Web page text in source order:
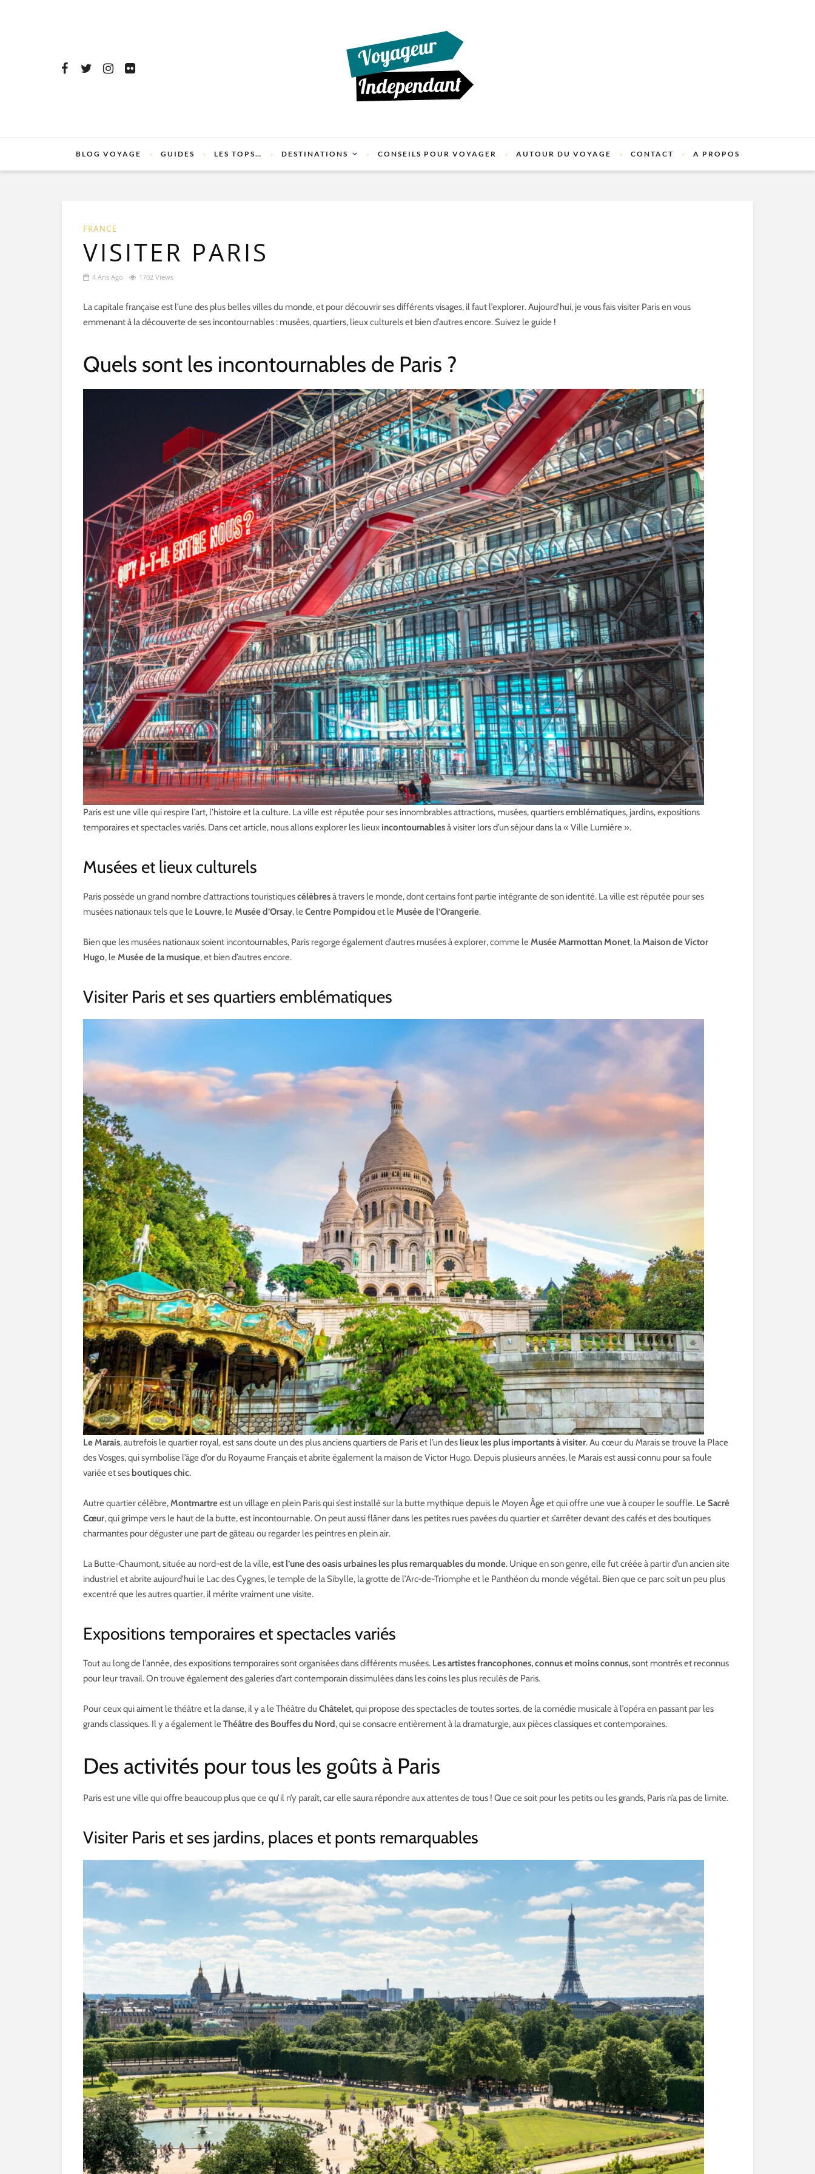
BLOG VOYAGE GUIDES LES TOPS… DESTINATIONS CONSEILS POUR VOYAGER AUTOUR DU VOYAGE CONTACT A PROPOS
FRANCE
VISITER PARIS
4 Ans Ago 1702 Views
La capitale française est l’une des plus belles villes du monde, et pour découvrir ses différents visages, il faut l’explorer. Aujourd’hui, je vous fais visiter Paris en vous
emmenant à la découverte de ses incontournables : musées, quartiers, lieux culturels et bien d’autres encore. Suivez le guide !
Quels sont les incontournables de Paris ?
Paris est une ville qui respire l’art, l’histoire et la culture. La ville est réputée pour ses innombrables attractions, musées, quartiers emblématiques, jardins, expositions
temporaires et spectacles variés. Dans cet article, nous allons explorer les lieux incontournablesà visiter lors d’un séjour dans la « Ville Lumière ».
Musées et lieux culturels
Paris possède un grand nombre d’attractions touristiquescélèbresà travers le monde, dont certains font partie intégrante de son identité. La ville est réputée pour ses
musées nationaux tels que le Louvre, leMusée d’Orsay, leCentre Pompidouet leMusée de l’Orangerie.
Bien que les musées nationaux soient incontournables, Paris regorge également d’autres musées à explorer, comme leMusée Marmottan Monet, laMaison de Victor
Hugo, leMusée de la musique, et bien d’autres encore.
Visiter Paris et ses quartiers emblématiques
Le Marais, autrefois le quartier royal, est sans doute un des plus anciens quartiers de Paris et l’un des lieux les plus importants à visiter. Au cœur du Marais se trouve la Place
des Vosges, qui symbolise l’âge d’or du Royaume Français et abrite également la maison de Victor Hugo. Depuis plusieurs années, le Marais est aussi connu pour sa foule
variée et ses boutiques chic.
Autre quartier célèbre,Montmartreest un village en plein Paris qui s’est installé sur la butte mythique depuis le Moyen Âge et qui offre une vue à couper le souffle. Le Sacré
Cœur, qui grimpe vers le haut de la butte, est incontournable. On peut aussi flâner dans les petites rues pavées du quartier et s’arrêter devant des cafés et des boutiques
charmantes pour déguster une part de gâteau ou regarder les peintres en plein air.
La Butte-Chaumont, située au nord-est de la ville,est l’une des oasis urbaines les plus remarquables du monde. Unique en son genre, elle fut créée à partir d’un ancien site
industriel et abrite aujourd’hui le Lac des Cygnes, le temple de la Sibylle, la grotte de l’Arc-de-Triomphe et le Panthéon du monde végétal. Bien que ce parc soit un peu plus
excentré que les autres quartier, il mérite vraiment une visite.
Expositions temporaires et spectacles variés
Tout au long de l’année, des expositions temporaires sont organisées dans différents musées. Les artistes francophones, connus et moins connus,sont montrés et reconnus
pour leur travail. On trouve également des galeries d’art contemporain dissimulées dans les coins les plus reculés de Paris.
Pour ceux qui aiment le théâtre et la danse, il y a le Théâtre du Châtelet, qui propose des spectacles de toutes sortes, de la comédie musicale à l’opéra en passant par les
grands classiques. Il y a également leThéâtre des Bouffes du Nord, qui se consacre entièrement à la dramaturgie, aux pièces classiques et contemporaines.
Des activités pour tous les goûts à Paris
Paris est une ville qui offre beaucoup plus que ce qu’il n’y paraît, car elle saura répondre aux attentes de tous ! Que ce soit pour les petits ou les grands, Paris n’a pas de limite.
Visiter Paris et ses jardins, places et ponts remarquables